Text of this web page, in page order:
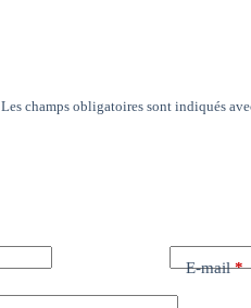
Les champs obligatoires sont indiqués
E-mail*